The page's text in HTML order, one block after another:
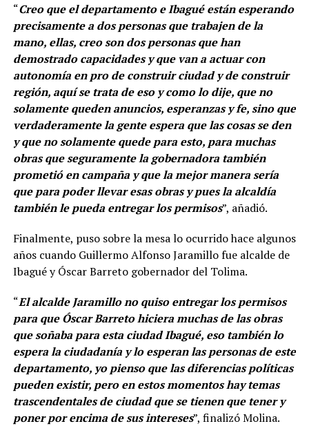
“Creo que el departamento e Ibagué están esperando
precisamente a dos personas que trabajen de la
mano, ellas, creo son dos personas que han
demostrado capacidades y que van a actuar con
autonomía en pro de construir ciudad y de construir
región, aquí se trata de eso y como lo dije, que no
solamente queden anuncios, esperanzas y fe, sino que
verdaderamente la gente espera que las cosas se den
y que no solamente quede para esto, para muchas
obras que seguramente la gobernadora también
prometió en campaña y que la mejor manera sería
que para poder llevar esas obras y pues la alcaldía
también le pueda entregar los permisos”, añadió.
Finalmente, puso sobre la mesa lo ocurrido hace algunos
años cuando Guillermo Alfonso Jaramillo fue alcalde de
Ibagué y Óscar Barreto gobernador del Tolima.
“El alcalde Jaramillo no quiso entregar los permisos
para que Óscar Barreto hiciera muchas de las obras
que soñaba para esta ciudad Ibagué, eso también lo
espera la ciudadanía y lo esperan las personas de este
departamento, yo pienso que las diferencias políticas
pueden existir, pero en estos momentos hay temas
trascendentales de ciudad que se tienen que tener y
poner por encima de sus intereses”, finalizó Molina.